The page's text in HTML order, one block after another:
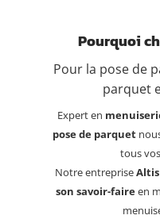
Pourquoi
Pour la pose de
parquet
Expert en
pose de parquet
tous
Notre entreprise
son savoir-faireen